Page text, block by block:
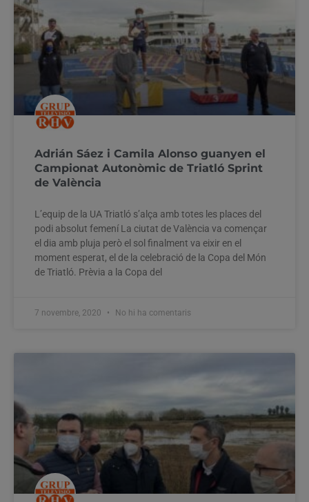
Adrián Sáez i Camila Alonso guanyen el
Campionat Autonòmic de Triatló Sprint
de València
L’equip de la UA Triatló s’alça amb totes les places del
podi absolut femení La ciutat de València va començar
el dia amb pluja però el sol finalment va eixir en el
moment esperat, el de la celebració de la Copa del Món
de Triatló. Prèvia a la Copa del
7 novembre, 2020 No hi ha comentaris